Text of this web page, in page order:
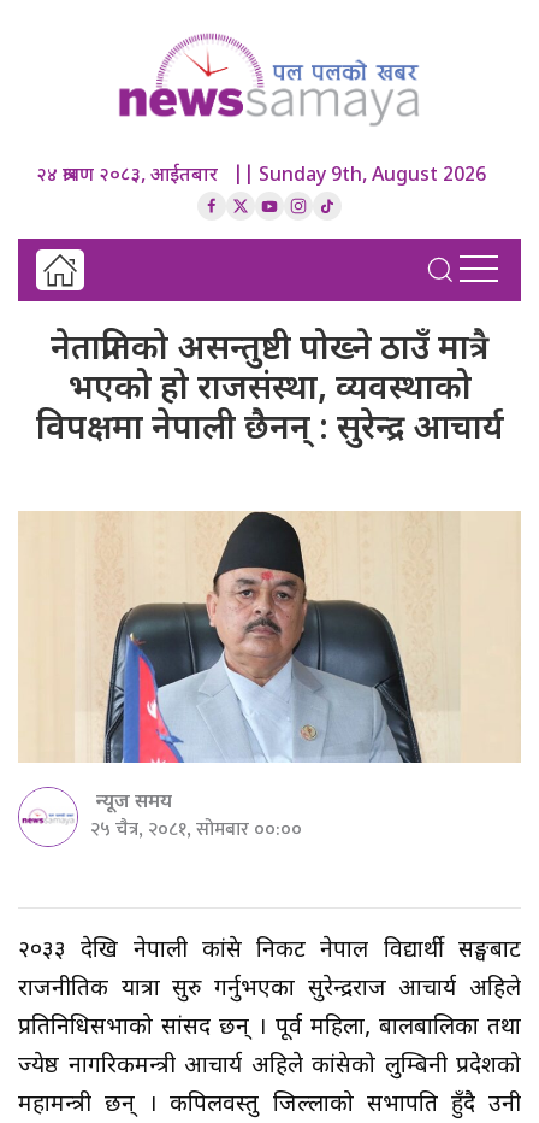
२४ श्रावण २०८३, आईतबार || Sunday 9th, August 2026
नेताप्रतिको असन्तुष्टी पोख्ने ठाउँ मात्रै
भएको हो राजसंस्था, व्यवस्थाको
विपक्षमा नेपाली छैनन् : सुरेन्द्र आचार्य
न्यूज समय
२५ चैत्र, २०८१, सोमबार ००:००
२०३३ देखि नेपाली कांग्रेस निकट नेपाल विद्यार्थी सङ्घबाट
राजनीतिक यात्रा सुरु गर्नुभएका सुरेन्द्रराज आचार्य अहिले
प्रतिनिधिसभाको सांसद छन् । पूर्व महिला, बालबालिका तथा
ज्येष्ठ नागरिकमन्त्री आचार्य अहिले कांग्रेसको लुम्बिनी प्रदेशको
महामन्त्री छन् । कपिलवस्तु जिल्लाको सभापति हुँदै उनी